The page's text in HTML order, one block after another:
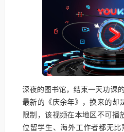
深夜的图书馆，结束一天功课
最新的《庆余年》，换来的却
限制，该视频在本地区不可播
位留学生、海外工作者都无